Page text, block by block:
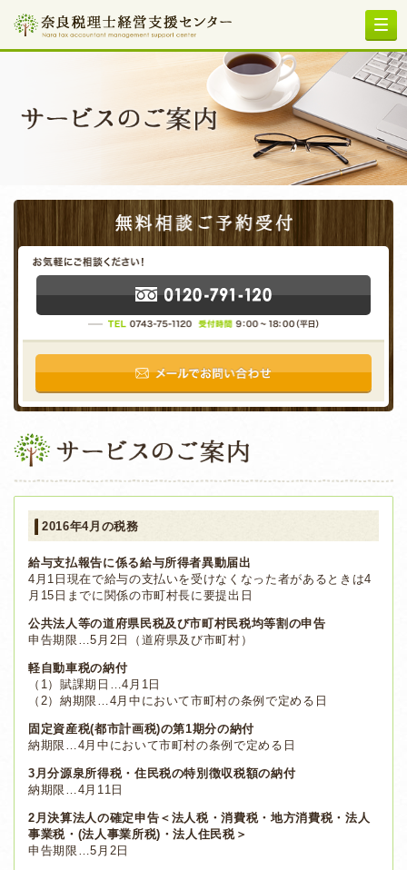
2016年4月の税務
給与支払報告に係る給与所得者異動届出
4月1日現在で給与の支払いを受けなくなった者があるときは4
月15日までに関係の市町村長に要提出日
公共法人等の道府県民税及び市町村民税均等割の申告
申告期限…5月2日（道府県及び市町村）
軽自動車税の納付
（1）賦課期日…4月1日
（2）納期限…4月中において市町村の条例で定める日
固定資産税(都市計画税)の第1期分の納付
納期限…4月中において市町村の条例で定める日
3月分源泉所得税・住民税の特別徴収税額の納付
納期限…4月11日
2月決算法人の確定申告＜法人税・消費税・地方消費税・法人
事業税・(法人事業所税)・法人住民税＞
申告期限…5月2日